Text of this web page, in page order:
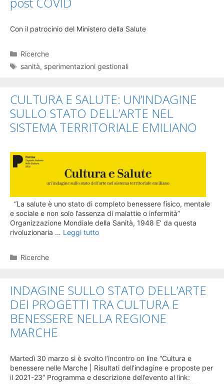
Con il patrocinio del Ministero della Salute
Categorie
Ricerche
Tag
sanità, sperimentazioni gestionali
CULTURA E SALUTE: UN’INDAGINE
SULLO STATO DELL’ARTE NEL
SISTEMA TERRITORIALE EMILIANO
“La salute è uno stato di completo benessere fisico, mentale
e sociale e non solo l’assenza di malattie o infermità”
Organizzazione Mondiale della Sanità, 1948 E’ da questa
rivoluzionaria … Leggi tutto
Categorie
Ricerche
INDAGINE SULLO STATO DELL’ARTE
DEI PROGETTI TRA CULTURA E
BENESSERE NELLA REGIONE
MARCHE
Martedì 30 marzo si è svolto l’incontro on line “Cultura e
benessere nelle Marche | Risultati dell’indagine e proposte per
il 2021-23” Programma e descrizione dell’evento al link: